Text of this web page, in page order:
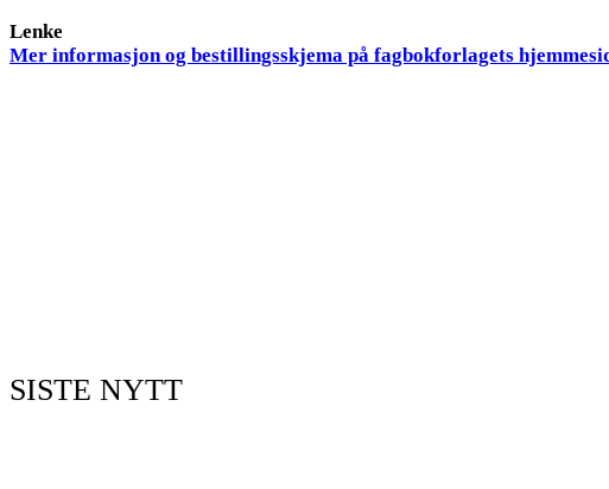
Lenke
Mer informasjon og bestillingsskjema på fagbokforlagets
SISTE NYTT